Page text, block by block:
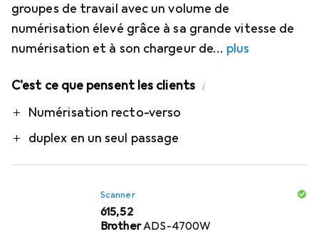
groupes de travail avec un volume de
numérisation élevé grâce à sa grande vitesse de
numérisation et à son chargeur de
plus
C'est ce que pensent les clients i
ProNumérisation recto-verso
duplex en un seul passage
Scanner
EUR
615,52
BrotherADS-4700W